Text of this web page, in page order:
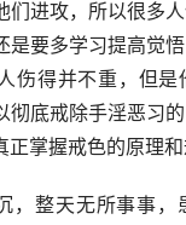
们进攻，所以很多
是要多学习提高觉
伤得并不重，但
彻底戒除手淫恶习
掌握戒色的原理和
，整天无所事事，